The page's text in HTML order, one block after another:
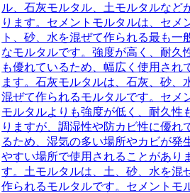
ル、石灰モルタル、土モルタルなど
ります。セメントモルタルは、セメ
ト、砂、水を混ぜて作られる最も一
なモルタルです。強度が高く、耐久
も優れているため、幅広く使用され
ます。石灰モルタルは、石灰、砂、
混ぜて作られるモルタルです。セメ
モルタルよりも強度が低く、耐久性
りますが、調湿性や防カビ性に優れ
るため、湿気の多い場所やカビが発
やすい場所で使用されることがあり
す。土モルタルは、土、砂、水を混
作られるモルタルです。セメントモ